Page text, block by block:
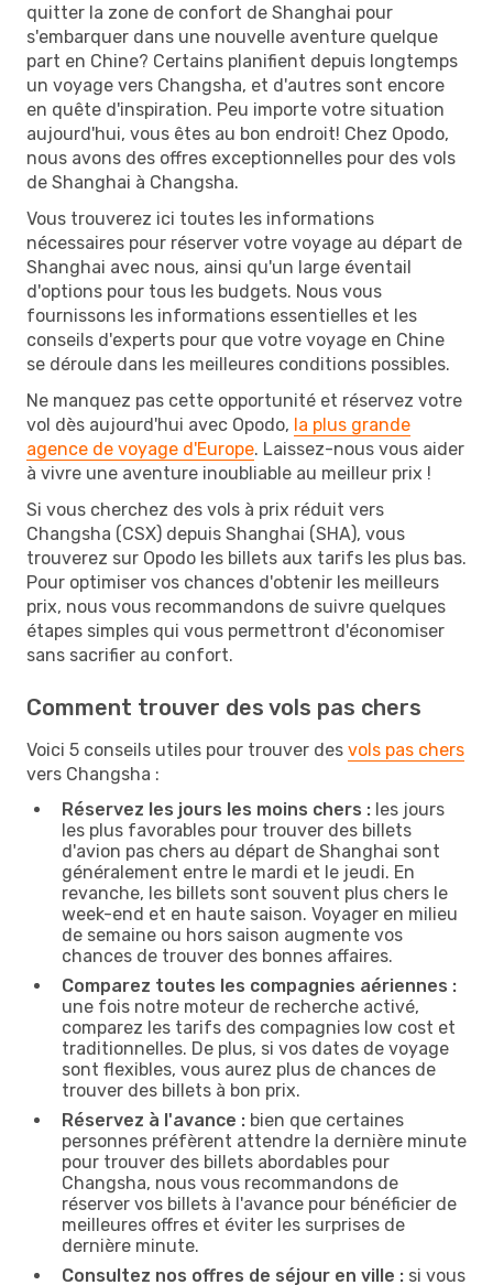
quitter la zone de confort de Shanghai pour
s'embarquer dans une nouvelle aventure quelque
part en Chine? Certains planifient depuis longtemps
un voyage vers Changsha, et d'autres sont encore
en quête d'inspiration. Peu importe votre situation
aujourd'hui, vous êtes au bon endroit! Chez Opodo,
nous avons des offres exceptionnelles pour des vols
de Shanghai à Changsha.
Vous trouverez ici toutes les informations
nécessaires pour réserver votre voyage au départ de
Shanghai avec nous, ainsi qu'un large éventail
d'options pour tous les budgets. Nous vous
fournissons les informations essentielles et les
conseils d'experts pour que votre voyage en Chine
se déroule dans les meilleures conditions possibles.
Ne manquez pas cette opportunité et réservez votre
vol dès aujourd'hui avec Opodo, la plus grande
agence de voyage d'Europe. Laissez-nous vous aider
à vivre une aventure inoubliable au meilleur prix !
Si vous cherchez des vols à prix réduit vers
Changsha (CSX) depuis Shanghai (SHA), vous
trouverez sur Opodo les billets aux tarifs les plus bas.
Pour optimiser vos chances d'obtenir les meilleurs
prix, nous vous recommandons de suivre quelques
étapes simples qui vous permettront d'économiser
sans sacrifier au confort.
Comment trouver des vols pas chers
Voici 5 conseils utiles pour trouver des vols pas chers
vers Changsha :
Réservez les jours les moins chers : les jours
les plus favorables pour trouver des billets
d'avion pas chers au départ de Shanghai sont
généralement entre le mardi et le jeudi. En
revanche, les billets sont souvent plus chers le
week-end et en haute saison. Voyager en milieu
de semaine ou hors saison augmente vos
chances de trouver des bonnes affaires.
Comparez toutes les compagnies aériennes :
une fois notre moteur de recherche activé,
comparez les tarifs des compagnies low cost et
traditionnelles. De plus, si vos dates de voyage
sont flexibles, vous aurez plus de chances de
trouver des billets à bon prix.
Réservez à l'avance : bien que certaines
personnes préfèrent attendre la dernière minute
pour trouver des billets abordables pour
Changsha, nous vous recommandons de
réserver vos billets à l'avance pour bénéficier de
meilleures offres et éviter les surprises de
dernière minute.
Consultez nos offres de séjour en ville : si vous